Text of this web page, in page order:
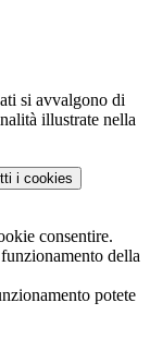
si avvalgono di
illustrate nella
i cookies
consentire.
della
potete